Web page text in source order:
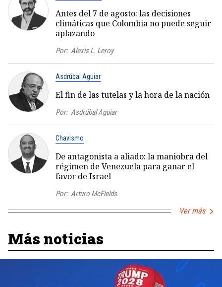
Antes del 7 de agosto: las decisiones
climáticas que Colombia no puede seguir
aplazando
Por: Alexis L. Leroy
Asdrúbal Aguiar
El fin de las tutelas y la hora de la nación
Por: Asdrúbal Aguiar
Chavismo
De antagonista a aliado: la maniobra del
régimen de Venezuela para ganar el
favor de Israel
Por: Arturo McFields
Ver más
Más noticias